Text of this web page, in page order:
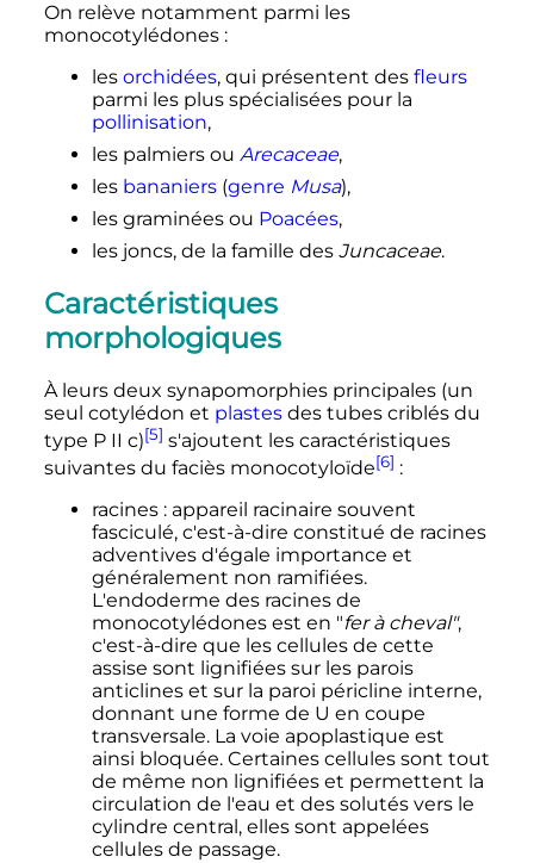
On relève notamment parmi les
monocotylédones :
les orchidées, qui présentent des fleurs
parmi les plus spécialisées pour la
pollinisation,
les palmiers ou Arecaceae,
les bananiers(genre Musa),
les graminées ou Poacées,
les joncs, de la famille des Juncaceae.
Caractéristiques
morphologiques
À leurs deux synapomorphies principales (un
seul cotylédon et plastesdes tubes criblés du
type P II c)[5] s'ajoutent les caractéristiques
suivantes du faciès monocotyloïde[6] :
racines : appareil racinaire souvent
fasciculé, c'est-à-dire constitué de racines
adventives d'égale importance et
généralement non ramifiées.
L'endoderme des racines de
monocotylédones est en "fer à cheval",
c'est-à-dire que les cellules de cette
assise sont lignifiées sur les parois
anticlines et sur la paroi péricline interne,
donnant une forme de U en coupe
transversale. La voie apoplastique est
ainsi bloquée. Certaines cellules sont tout
de même non lignifiées et permettent la
circulation de l'eau et des solutés vers le
cylindre central, elles sont appelées
cellules de passage.